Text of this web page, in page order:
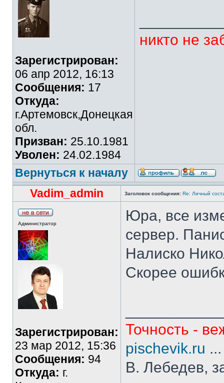
Зарегистрирован:
06 апр 2012, 16:13
Сообщения: 17
Откуда:
г.Артемовск,Донецкая
обл.
Призван: 25.10.1981
Уволен: 24.02.1984
никто не
Вернуться к началу
Vadim_admin
Заголовок сообщения: Re: Личный
Администратор
Зарегистрирован:
23 мар 2012, 15:36
Сообщения: 94
Откуда: г.
Юра, все
сервер.
Налиско
Скорее
Точность -
pischevik.ru
В. Лебедев,